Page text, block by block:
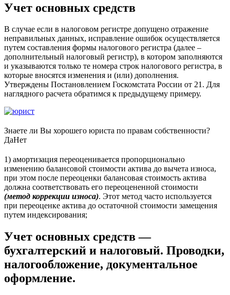
Учет основных средств
В случае если в налоговом регистре допущено отражение
неправильных данных, исправление ошибок осуществляется
путем составления формы налогового регистра (далее –
дополнительный налоговый регистр), в котором заполняются
и указываются только те номера строк налогового регистра, в
которые вносятся изменения и (или) дополнения.
Утверждены Постановлением Госкомстата России от 21. Для
наглядного расчета обратимся к предыдущему примеру.
Знаете ли Вы хорошего юриста по правам собственности?
ДаНет
1) амортизация переоценивается пропорционально
изменению балансовой стоимости актива до вычета износа,
при этом после переоценки балансовая стоимость актива
должна соответствовать его переоцененной стоимости
(метод коррекции износа). Этот метод часто используется
при переоценке актива до остаточной стоимости замещения
путем индексирования;
Учет основных средств —
бухгалтерский и налоговый. Проводки,
налогообложение, документальное
оформление.